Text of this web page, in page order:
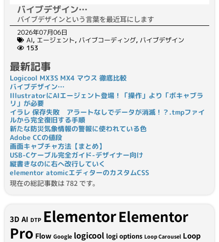
バイブデザイン…
バイブデザインという言葉を最近耳にします
2026年07月06日
AI, エージェント, バイブコーディング, バイブデザイン
153
最新記事
Logicool MX3S MX4 マウス 徹底比較
バイブデザイン…
IllustratorにAIエージェント登場！「操作」より「ボキャブラ
リ」が必要
イラレ 保存失敗 アラートなしでデータが消滅！？.tmpファイ
ルから完全復旧する手順
新たな防災気象情報の警報に使われている色
Adobe CCの値段
画面キャプチャ方法【まとめ】
USB-Cケーブル完全ガイド-デザイナー向け
縦書きなのに右へ改行していく
elementor atomicエディターのカスタムCSS
現在の総記事数は 782 です。
3D AI DTP ElementorElementor
Pro Flow Google logicool logi options Loop Carousel Loop